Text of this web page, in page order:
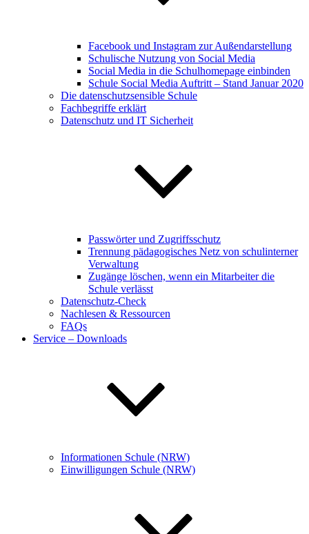
Facebook und Instagram zur Außendarstellung
Schulische Nutzung von Social Media
Social Media in die Schulhomepage einbinden
Schule Social Media Auftritt – Stand Januar 2020
Die datenschutzsensible Schule
Fachbegriffe erklärt
Datenschutz und IT Sicherheit
Passwörter und Zugriffsschutz
Trennung pädagogisches Netz von schulinterner
Verwaltung
Zugänge löschen, wenn ein Mitarbeiter die
Schule verlässt
Datenschutz-Check
Nachlesen & Ressourcen
FAQs
Service – Downloads
Informationen Schule (NRW)
Einwilligungen Schule (NRW)